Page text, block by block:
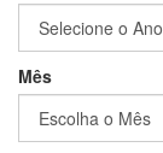
Mês